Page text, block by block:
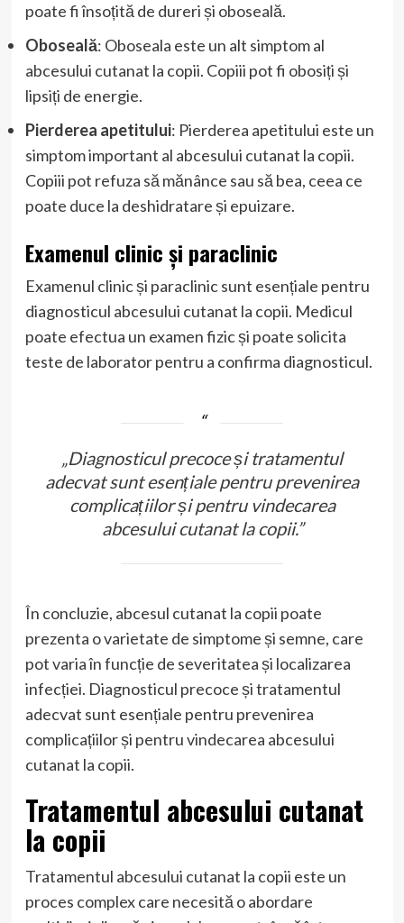
poate fi însoțită de dureri și oboseală.
Oboseală: Oboseala este un alt simptom al
abcesului cutanat la copii. Copiii pot fi obosiți și
lipsiți de energie.
Pierderea apetitului: Pierderea apetitului este un
simptom important al abcesului cutanat la copii.
Copiii pot refuza să mănânce sau să bea, ceea ce
poate duce la deshidratare și epuizare.
Examenul clinic și paraclinic
Examenul clinic și paraclinic sunt esențiale pentru
diagnosticul abcesului cutanat la copii. Medicul
poate efectua un examen fizic și poate solicita
teste de laborator pentru a confirma diagnosticul.
„Diagnosticul precoce și tratamentul
adecvat sunt esențiale pentru prevenirea
complicațiilor și pentru vindecarea
abcesului cutanat la copii.”
În concluzie, abcesul cutanat la copii poate
prezenta o varietate de simptome și semne, care
pot varia în funcție de severitatea și localizarea
infecției. Diagnosticul precoce și tratamentul
adecvat sunt esențiale pentru prevenirea
complicațiilor și pentru vindecarea abcesului
cutanat la copii.
Tratamentul abcesului cutanat
la copii
Tratamentul abcesului cutanat la copii este un
proces complex care necesită o abordare